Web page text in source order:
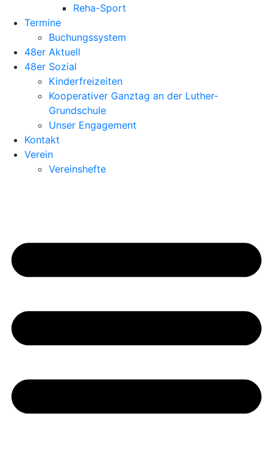
Reha-Sport
Termine
Buchungssystem
48er Aktuell
48er Sozial
Kinderfreizeiten
Kooperativer Ganztag an der Luther-
Grundschule
Unser Engagement
Kontakt
Verein
Vereinshefte